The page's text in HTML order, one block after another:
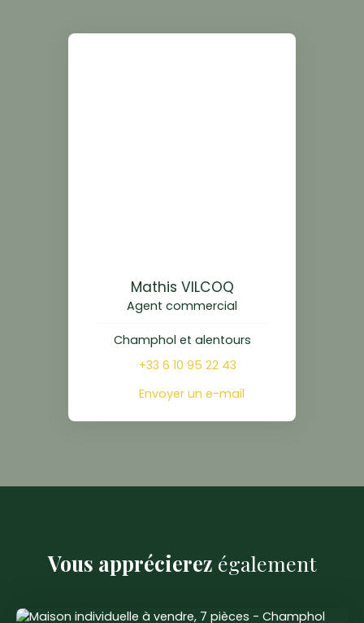
Mathis VILCOQ
Agent commercial
Champhol et alentours
+33 6 10 95 22 43
Envoyer un e-mail
Vous apprécierez également